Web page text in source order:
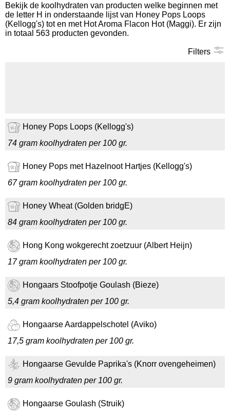
Koolhydraten tellen
Bekijk de koolhydraten van producten welke beginnen met
de letter H in onderstaande lijst van Honey Pops Loops
(Kellogg's) tot en met Hot Aroma Flacon Hot (Maggi). Er zijn
in totaal 563 producten gevonden.
Filters
Honey Pops Loops (Kellogg's)
74 gram koolhydraten per 100 gr.
Honey Pops met Hazelnoot Hartjes (Kellogg's)
67 gram koolhydraten per 100 gr.
Honey Wheat (Golden bridgE)
84 gram koolhydraten per 100 gr.
Hong Kong wokgerecht zoetzuur (Albert Heijn)
17 gram koolhydraten per 100 gr.
Hongaars Stoofpotje Goulash (Bieze)
5,4 gram koolhydraten per 100 gr.
Hongaarse Aardappelschotel (Aviko)
17,5 gram koolhydraten per 100 gr.
Hongaarse Gevulde Paprika's (Knorr ovengeheimen)
9 gram koolhydraten per 100 gr.
Hongaarse Goulash (Struik)